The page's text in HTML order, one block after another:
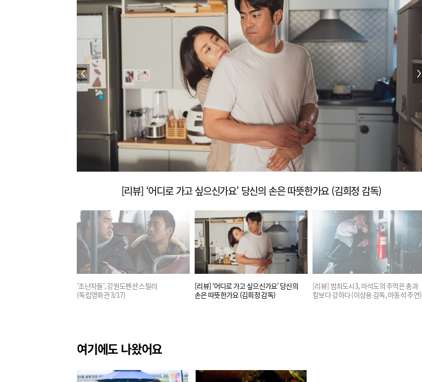
[리뷰] ‘어디로 가고 싶으신가요’ 당신의 손은 따뜻한가요 (김희정 감독)
'조난자들', 강원도펜션 스릴러
(독립영화관 3/17)
[리뷰] ‘어디로 가고 싶으신가요’ 당신의
손은 따뜻한가요 (김희정 감독)
[리뷰] 범죄도시3, 마석도의 주먹은 총과
칼보다 강하다 (이상용 감독, 마동석 주연)
여기에도 나왔어요